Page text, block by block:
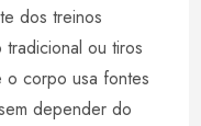
dos treinos
ou tiros
o corpo usa fontes
depender do